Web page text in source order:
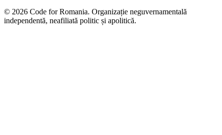
© 2026 Code for Romania. Organizație neguvernamentală
independentă, neafiliată politic și apolitică.